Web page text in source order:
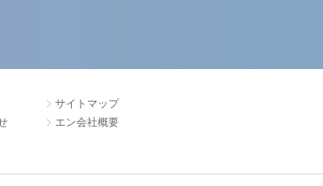
サイトマップ
エン会社概要